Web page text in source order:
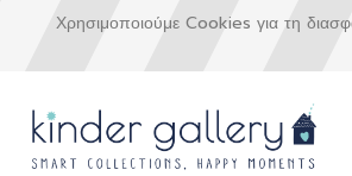
Χρησιμοποιούμε Cookies για τη